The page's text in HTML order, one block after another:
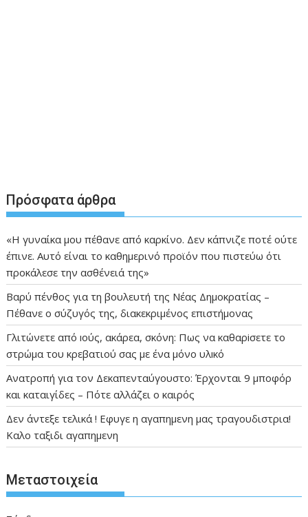
Πρόσφατα άρθρα
«Η γυναίκα μου πέθανε από καρκίνο. Δεν κάπνιζε ποτέ ούτε
έπινε. Αυτό είναι το καθημερινό προϊόν που πιστεύω ότι
προκάλεσε την ασθένειά της»
Βαρύ πένθος για τη βουλευτή της Νέας Δημοκρατίας –
Πέθανε ο σύζυγός της, διακεκριμένος επιστήμονας
Γλιτώνετε από ıούς, ακάρεα, σκόνη: Πως να καθαρiσετε το
στρώμα του κρεβατιού σας με ένα μόνο υλıκό
Ανατροπή για τον Δεκαπενταύγουστο: Έρχονται 9 μποφόρ
και καταιγίδες – Πότε αλλάζει ο καιρός
Δεν άντεξε τελικά ! Εφυγε η αγαπημενη μας τραγουδιστρια!
Καλο ταξιδι αγαπημενη
Μεταστοιχεία